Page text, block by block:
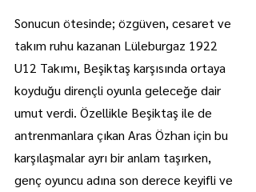
Sonucun ötesinde; özgüven, cesaret ve
takım ruhu kazanan Lüleburgaz 1922
U12 Takımı, Beşiktaş karşısında ortaya
koyduğu dirençli oyunla geleceğe dair
umut verdi. Özellikle Beşiktaş ile de
antrenmanlara çıkan Aras Özhan için bu
karşılaşmalar ayrı bir anlam taşırken,
genç oyuncu adına son derece keyifli ve